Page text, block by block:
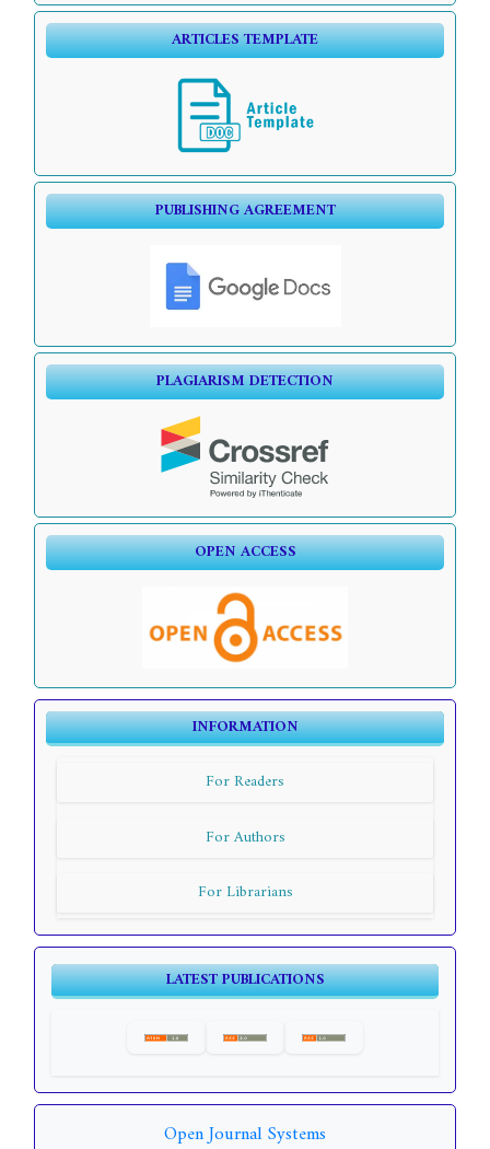
ARTICLES TEMPLATE
PUBLISHING AGREEMENT
PLAGIARISM DETECTION
OPEN ACCESS
INFORMATION
For Readers
For Authors
For Librarians
LATEST PUBLICATIONS
Open Journal Systems